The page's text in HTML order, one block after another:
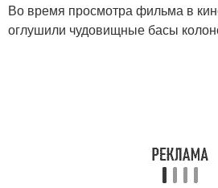
Во время просмотра фильма в
оглушили чудовищные басы